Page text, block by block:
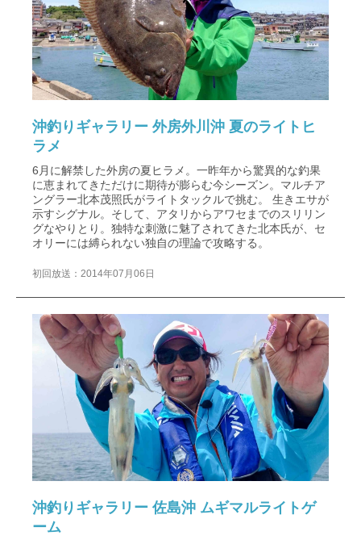
沖釣りギャラリー 外房外川沖 夏のライトヒ
ラメ
6月に解禁した外房の夏ヒラメ。一昨年から驚異的な釣果
に恵まれてきただけに期待が膨らむ今シーズン。マルチア
ングラー北本茂照氏がライトタックルで挑む。 生きエサが
示すシグナル。そして、アタリからアワセまでのスリリン
グなやりとり。独特な刺激に魅了されてきた北本氏が、セ
オリーには縛られない独自の理論で攻略する。
初回放送：2014年07月06日
沖釣りギャラリー 佐島沖 ムギマルライトゲ
ーム